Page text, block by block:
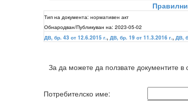
Тип на документа: нормативен акт
Обнародван/Публикуван на: 2023-05-02
ДВ, бр. 43 от 12.6.2015 г., ДВ, бр. 19 от 11.3.2016 г., ДВ,
За да можете да ползвате документите в
Потребителско име: